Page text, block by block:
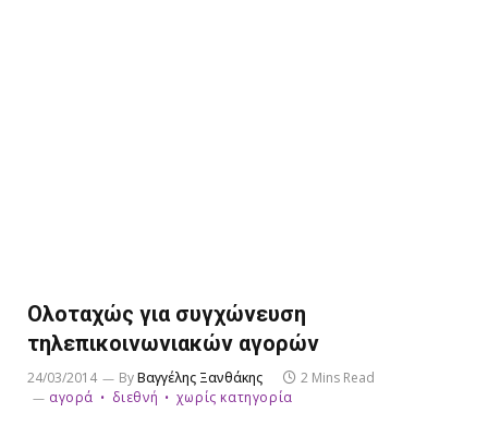
Ολοταχώς για συγχώνευση
τηλεπικοινωνιακών αγορών
24/03/2014 ByΒαγγέλης Ξανθάκης
2 Mins Read
αγορά
διεθνή χωρίς κατηγορία